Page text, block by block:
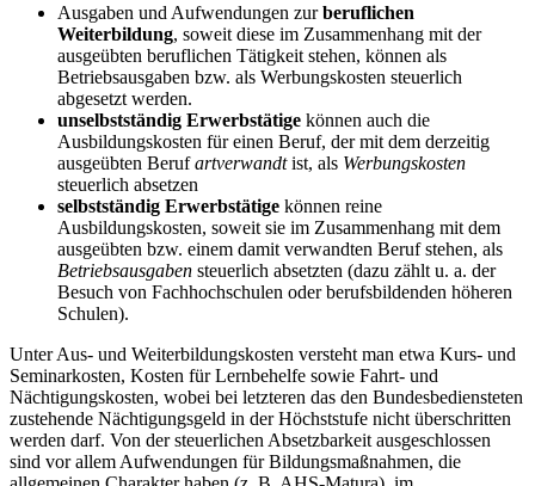
Ausgaben und Aufwendungen zurberuflichen
Weiterbildung, soweit diese im Zusammenhang mit der
ausgeübten beruflichen Tätigkeit stehen, können als
Betriebsausgaben bzw. als Werbungskosten steuerlich
abgesetzt werden.
unselbstständig Erwerbstätige können auch die
Ausbildungskosten für einen Beruf, der mit dem derzeitig
ausgeübten Berufartverwandtist, als Werbungskosten
steuerlich absetzen
selbstständig Erwerbstätige können reine
Ausbildungskosten, soweit sie im Zusammenhang mit dem
ausgeübten bzw. einem damit verwandten Beruf stehen, als
Betriebsausgaben steuerlich absetzten (dazu zählt u. a. der
Besuch von Fachhochschulen oder berufsbildenden höheren
Schulen).
Unter Aus- und Weiterbildungskosten versteht man etwa Kurs- und
Seminarkosten, Kosten für Lernbehelfe sowie Fahrt- und
Nächtigungskosten, wobei bei letzteren das den Bundesbediensteten
zustehende Nächtigungsgeld in der Höchststufe nicht überschritten
werden darf. Von der steuerlichen Absetzbarkeit ausgeschlossen
sind vor allem Aufwendungen für Bildungsmaßnahmen, die